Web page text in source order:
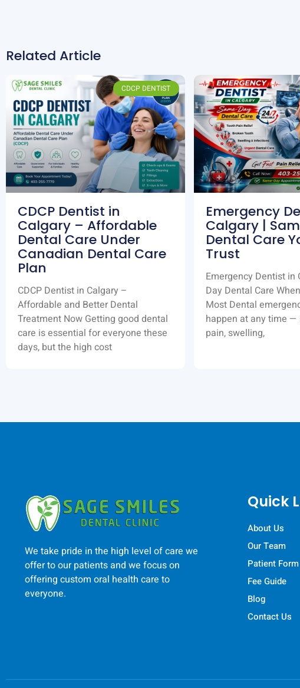
Related Article
CDCP DENTIST
CDCP Dentist in
Calgary – Affordable
Dental Care Under
Canadian Dental Care
Plan
CDCP Dentist in Calgary –
Affordable and Better Dental
Treatment Now Getting good dental
care is essential for everyone these
days, but the high cost
Emergency
Calgary |
Dental Care
Trust
Emergency Dentist in
Day Dental Care
Most Dental
happen at any time —
pain, swelling,
We take pride in the high level of care we
offer to our patients and we focus on
offering custom oral health care to
everyone.
Quick
About Us
Our Team
Patient Form
Fee Guide
Blog
Contact Us